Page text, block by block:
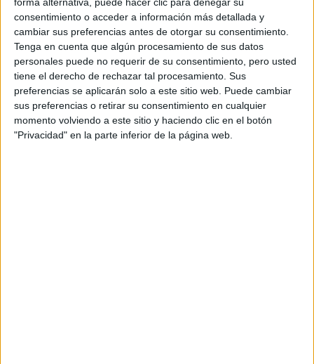
consentimiento o acceder a información más detallada y
cambiar sus preferencias antes de otorgar su consentimiento.
Tenga en cuenta que algún procesamiento de sus datos
personales puede no requerir de su consentimiento, pero usted
tiene el derecho de rechazar tal procesamiento. Sus
preferencias se aplicarán solo a este sitio web. Puede cambiar
sus preferencias o retirar su consentimiento en cualquier
momento volviendo a este sitio y haciendo clic en el botón
"Privacidad" en la parte inferior de la página web.
Soy estudiante de:*
Términos y Condiciones de Uso
Aceptolos Términos y Condicionesde uso*